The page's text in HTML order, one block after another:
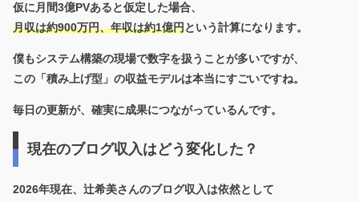
仮に月間3億PVあると仮定した場合、
月収は約900万円、年収は約1億円という計算になります。
僕もシステム構築の現場で数字を扱うことが多いですが、
この「積み上げ型」の収益モデルは本当にすごいですね。
毎日の更新が、確実に成果につながっているんです。
現在のブログ収入はどう変化した？
2026年現在、辻希美さんのブログ収入は依然として